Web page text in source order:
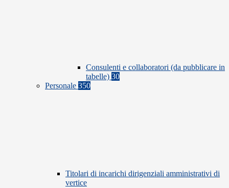
Consulenti e collaboratori (da pubblicare in
tabelle) 30
Personale 350
Titolari di incarichi dirigenziali amministrativi di
vertice